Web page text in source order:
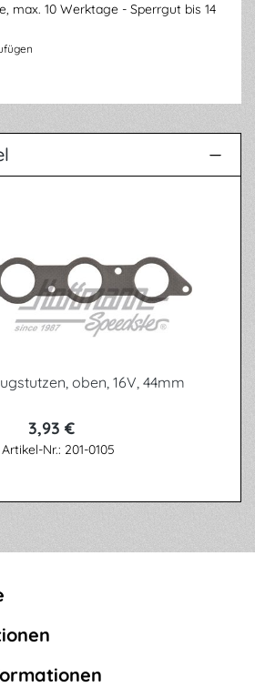
max. 10 Werktage - Sperrgut bis 14
oben, 16V, 44mm
3,93 €
Artikel-Nr.: 201-0105